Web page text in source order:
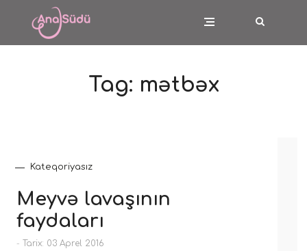
Tag: mətbəx
Kateqoriyasız
Meyvə lavaşının
faydaları
- Tarix: 03 Aprel 2016